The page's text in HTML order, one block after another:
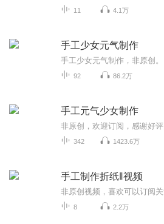
11 4.1万
手工少女元气制作
手工少女元气制作，非原创。
92 86.2万
手工元气少女制作
非原创，欢迎订阅，感谢好评
342 1423.6万
手工制作折纸‖视频
8 2.2万